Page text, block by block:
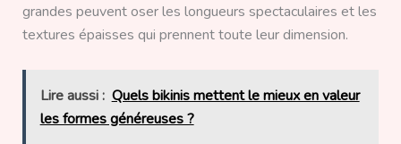
grandes peuvent oser les longueurs spectaculaires et les
textures épaisses qui prennent toute leur dimension.
Lire aussi : Quels bikinis mettent le mieux en valeur
les formes généreuses ?